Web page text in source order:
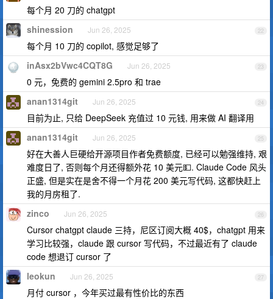
每个月 20 刀的 chatgpt
22
shinession Jun 26, 2025
每个月 10 刀的 copilot, 感觉足够了
23
inAsx2bVwc4CQT8G Jun 26, 2025
0 元，免费的 gemini 2.5pro 和 trae
24
anan1314git Jun 26, 2025
目前为止, 只给 DeepSeek 充值过 10 元钱, 用来做 AI 翻译用
25
anan1314git Jun 26, 2025
好在大善人巨硬给开源项目作者免费额度, 已经可以勉强维持, 艰
难度日了, 否则每个月还得额外花 10 美元💵. Claude Code 风头
正盛, 但是实在是舍不得一个月花 200 美元写代码, 这都快赶上
我的月房租了.
26
zinco Jun 26, 2025
Cursor chatgpt claude 三持，尼区订阅大概 40$，chatgpt 用来
学习比较强，claude 跟 cursor 写代码，不过最近有了 claude
code 想退订 cursor 了
27
leokun Jun 26, 2025
月付 cursor ，今年买过最有性价比的东西